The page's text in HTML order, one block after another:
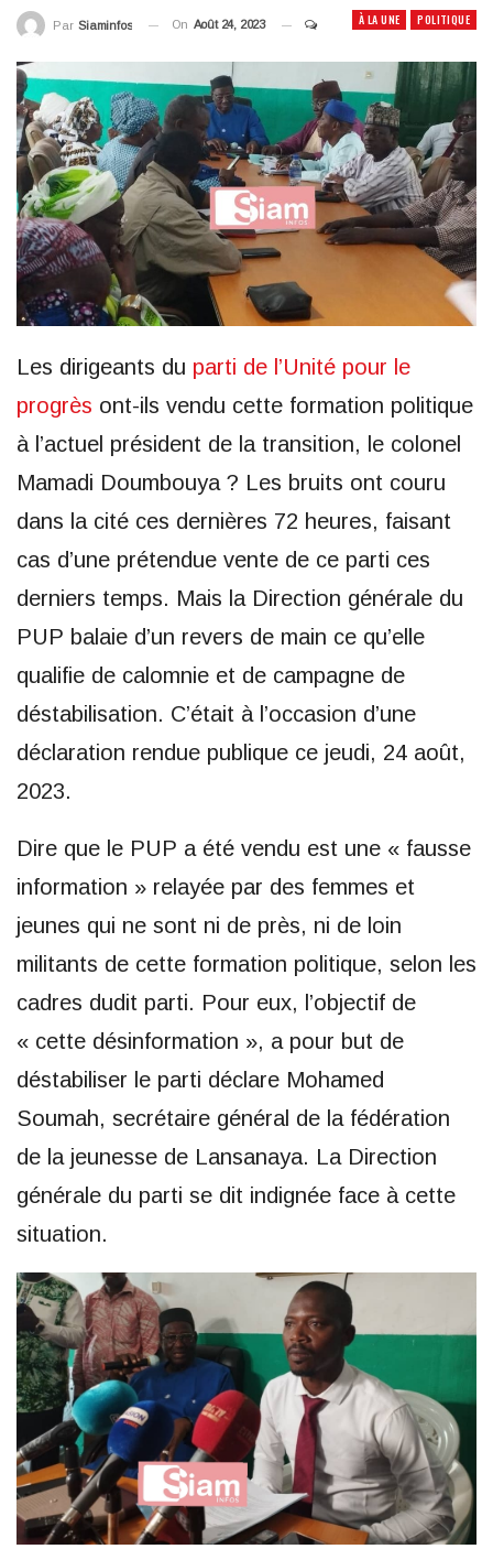
À LA UNE POLITIQUE
Par Siaminfos On Août 24, 2023
Les dirigeants du parti de l’Unité pour le
progrès ont-ils vendu cette formation politique
à l’actuel président de la transition, le colonel
Mamadi Doumbouya ? Les bruits ont couru
dans la cité ces dernières 72 heures, faisant
cas d’une prétendue vente de ce parti ces
derniers temps. Mais la Direction générale du
PUP balaie d’un revers de main ce qu’elle
qualifie de calomnie et de campagne de
déstabilisation. C’était à l’occasion d’une
déclaration rendue publique ce jeudi, 24 août,
2023.
Dire que le PUP a été vendu est une « fausse
information » relayée par des femmes et
jeunes qui ne sont ni de près, ni de loin
militants de cette formation politique, selon les
cadres dudit parti. Pour eux, l’objectif de
« cette désinformation », a pour but de
déstabiliser le parti déclare Mohamed
Soumah, secrétaire général de la fédération
de la jeunesse de Lansanaya. La Direction
générale du parti se dit indignée face à cette
situation.